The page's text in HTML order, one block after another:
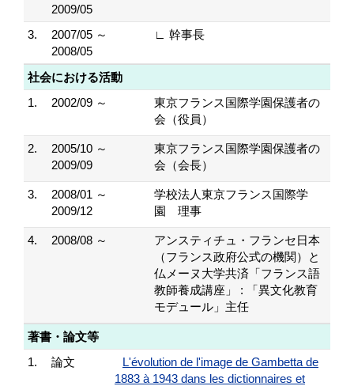
2009/05
3.
2007/05 ～
2008/05
∟ 幹事長
社会における活動
1.
2002/09 ～
東京フランス国際学園保護者の
会（役員）
2.
2005/10 ～
2009/09
東京フランス国際学園保護者の
会（会長）
3.
2008/01 ～
2009/12
学校法人東京フランス国際学
園 理事
4. 2008/08 ～
アンスティチュ・フランセ日本
（フランス政府公式の機関）と
仏メーヌ大学共済「フランス語
教師養成講座」 : 「異文化教育
モデュール」主任
著書・論文等
1.
論文
L'évolution de l'image de Gambetta de
1883 à 1943 dans les dictionnaires et